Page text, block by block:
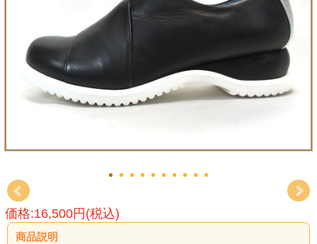
価格:16,500円(税込)
商品説明